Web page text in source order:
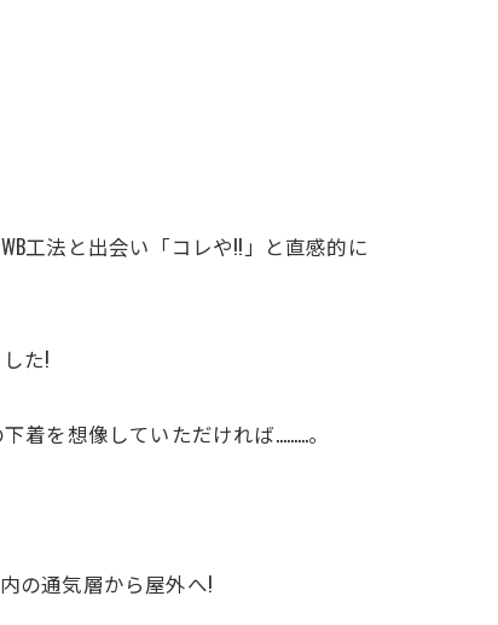
工法と出会い「コレや!!」と直感的に
た!
着を想像していただければ………。
の通気層から屋外へ!